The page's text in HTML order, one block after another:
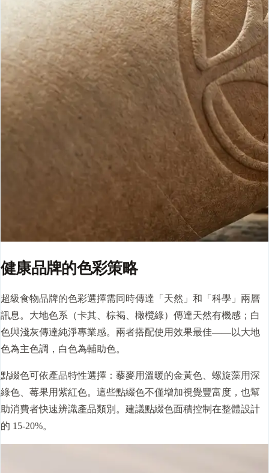
健康品牌的色彩策略
超級食物品牌的色彩選擇需同時傳達「天然」和「科學」兩層
訊息。大地色系（卡其、棕褐、橄欖綠）傳達天然有機感；白
色與淺灰傳達純淨專業感。兩者搭配使用效果最佳——以大地
色為主色調，白色為輔助色。
點綴色可依產品特性選擇：藜麥用溫暖的金黃色、螺旋藻用深
綠色、莓果用紫紅色。這些點綴色不僅增加視覺豐富度，也幫
助消費者快速辨識產品類別。建議點綴色面積控制在整體設計
的 15-20%。